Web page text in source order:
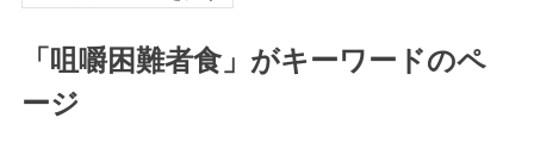
「咀嚼困難者食」がキーワードのペ
ージ